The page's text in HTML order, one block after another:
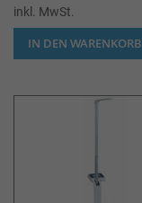
inkl. MwSt.
IN DEN WARENKORB